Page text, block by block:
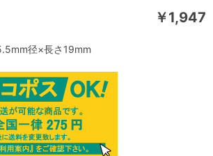
￥1,947
径×長さ19mm